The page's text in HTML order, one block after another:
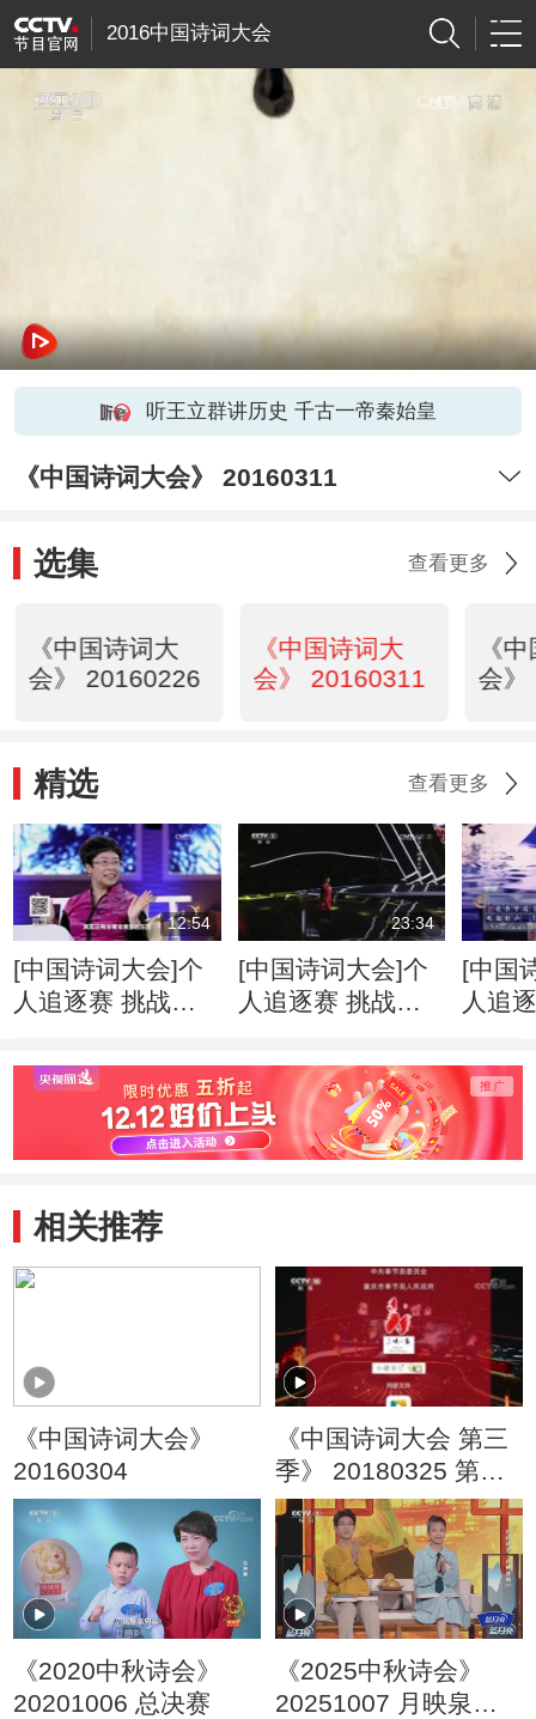
2016中国诗词大会
听王立群讲历史 千古一帝秦始皇
《中国诗词大会》 20160311
选集 查看更多
《中国诗词大
会》 20160226
《中国诗词大
会》 20160311
《
会》
精选 查看更多
12:54
[中国诗词大会]个
人追逐赛 挑战
23:34
[中国诗词大会]个
人追逐赛 挑战
[中国
人追
相关推荐
《中国诗词大会》
20160304
《中国诗词大会 第三
季》 20180325 第三
场
《2020中秋诗会》
20201006 总决赛
《2025中秋诗会》
20251007 月映泉城